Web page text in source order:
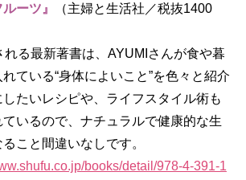
ーツ』
（主婦と生活社／税抜1400
れる最新著書は、AYUMIさんが食や暮
ている“身体によいこと”を色々と紹介
たいレシピや、ライフスタイル術も
いるので、ナチュラルで健康的な生
こと間違いなしです。
books/detail/978-4-391-1